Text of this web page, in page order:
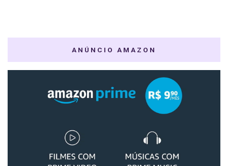
ANÚNCIO AMAZON